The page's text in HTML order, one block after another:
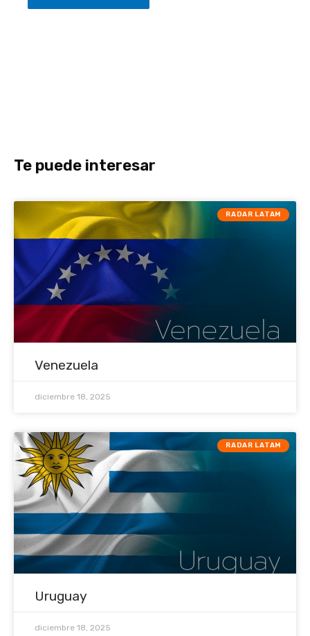
Te puede interesar
RADAR LATAM
Venezuela
diciembre 18, 2025
RADAR LATAM
Uruguay
diciembre 18, 2025